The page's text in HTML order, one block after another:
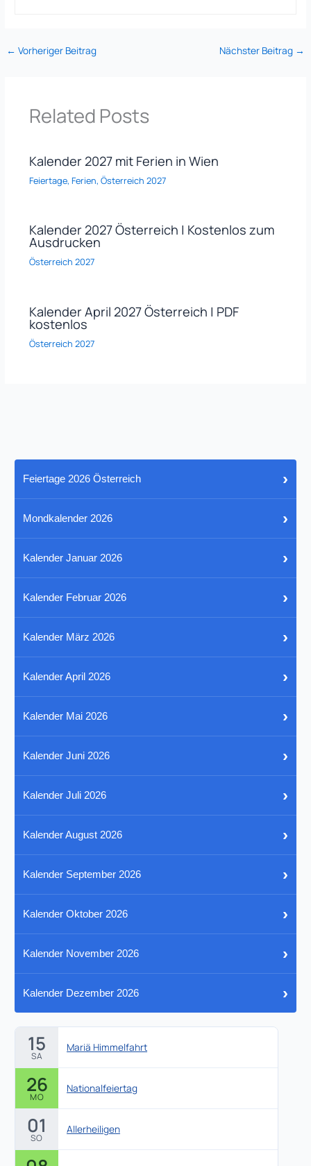
← Vorheriger Beitrag Nächster Beitrag →
Related Posts
Kalender 2027 mit Ferien in Wien
Feiertage, Ferien, Österreich 2027
Kalender 2027 Österreich | Kostenlos zum
Ausdrucken
Österreich 2027
Kalender April 2027 Österreich | PDF
kostenlos
Österreich 2027
Feiertage 2026 Österreich ›
Mondkalender 2026 ›
Kalender Januar 2026 ›
Kalender Februar 2026 ›
Kalender März 2026 ›
Kalender April 2026 ›
Kalender Mai 2026 ›
Kalender Juni 2026 ›
Kalender Juli 2026 ›
Kalender August 2026 ›
Kalender September 2026 ›
Kalender Oktober 2026 ›
Kalender November 2026 ›
Kalender Dezember 2026 ›
15
SA
Mariä Himmelfahrt
26
MO
Nationalfeiertag
01
SO
Allerheiligen